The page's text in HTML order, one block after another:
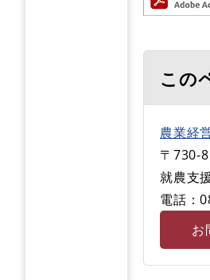
この
農業経
〒730-
就農支
電話：
お